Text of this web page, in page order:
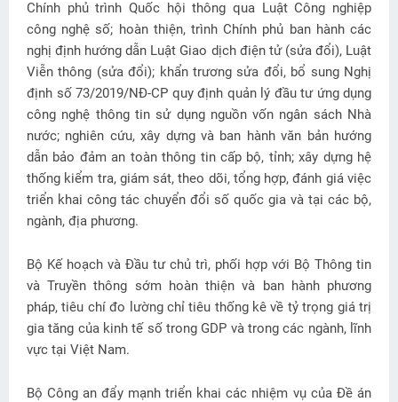
Chính phủ trình Quốc hội thông qua Luật Công nghiệp
công nghệ số; hoàn thiện, trình Chính phủ ban hành các
nghị định hướng dẫn Luật Giao dịch điện tử (sửa đổi), Luật
Viễn thông (sửa đổi); khẩn trương sửa đổi, bổ sung Nghị
định số 73/2019/NĐ-CP quy định quản lý đầu tư ứng dụng
công nghệ thông tin sử dụng nguồn vốn ngân sách Nhà
nước; nghiên cứu, xây dựng và ban hành văn bản hướng
dẫn bảo đảm an toàn thông tin cấp bộ, tỉnh; xây dựng hệ
thống kiểm tra, giám sát, theo dõi, tổng hợp, đánh giá việc
triển khai công tác chuyển đổi số quốc gia và tại các bộ,
ngành, địa phương.
Bộ Kế hoạch và Đầu tư chủ trì, phối hợp với Bộ Thông tin
và Truyền thông sớm hoàn thiện và ban hành phương
pháp, tiêu chí đo lường chỉ tiêu thống kê về tỷ trọng giá trị
gia tăng của kinh tế số trong GDP và trong các ngành, lĩnh
vực tại Việt Nam.
Bộ Công an đẩy mạnh triển khai các nhiệm vụ của Đề án